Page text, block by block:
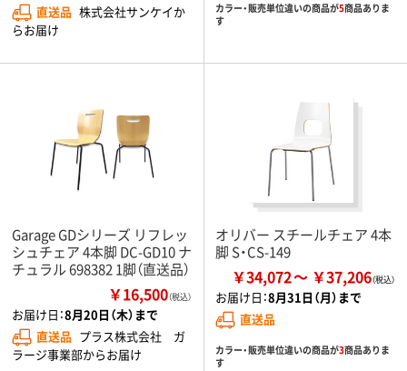
直送品 株式会社サンケイか
らお届け
カラー・販売単位違いの商品が5商品ありま
す
Garage GDシリーズ リフレッ
シュチェア 4本脚 DC-GD10 ナ
チュラル 698382 1脚（直送品）
￥16,500（税込）
お届け日：8月20日（木）まで
直送品 プラス株式会社 ガ
ラージ事業部からお届け
オリバー スチールチェア 4本
脚 S・CS-149
￥34,072 ￥37,206
お届け日：8月31日（月）まで
直送品
カラー・販売単位違いの商品が3商品ありま
す